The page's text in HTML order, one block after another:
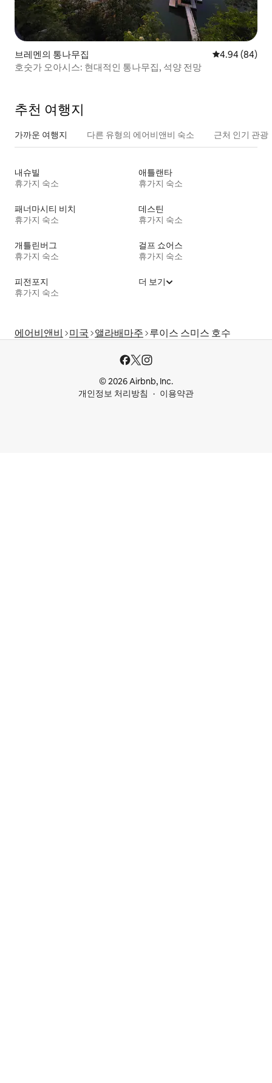
브레멘의 통나무집 평점 4.94점(5
4.94 (84)
호숫가 오아시스: 현대적인 통나무집, 석양 전망
추천 여행지
가까운 여행지 다른 유형의 에어비앤비 숙소 근처 인기 관광
내슈빌
휴가지 숙소
애틀랜타
휴가지 숙소
패너마시티 비치
휴가지 숙소
데스틴
휴가지 숙소
개틀린버그
휴가지 숙소
걸프 쇼어스
휴가지 숙소
피전포지
휴가지 숙소
더 보기
에어비앤비 미국 앨라배마주 루이스 스미스 호수
© 2026 Airbnb, Inc.
개인정보 처리방침
이용약관